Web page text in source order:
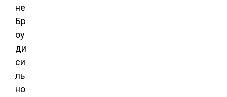
не
Бр
оу
ди
си
ль
но